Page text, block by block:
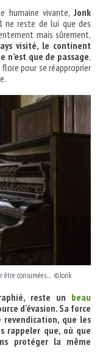
humaine vivante, Jonk
ne reste de lui que des
mais sûrement,
visité, le continent
n’est que de passage,
pour se réapproprier
être consumées… ©Jonk
reste un beau
d’évasion. Sa force
que les
rappeler que, où que
protéger la même